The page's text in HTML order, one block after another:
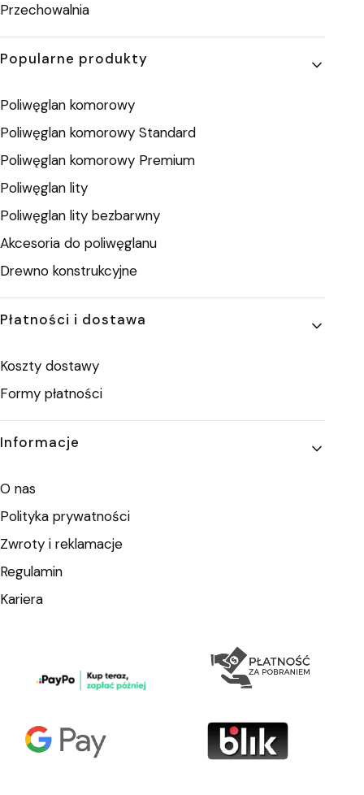
Przechowalnia
Popularne produkty
Poliwęglan komorowy
Poliwęglan komorowy Standard
Poliwęglan komorowy Premium
Poliwęglan lity
Poliwęglan lity bezbarwny
Akcesoria do poliwęglanu
Drewno konstrukcyjne
Płatności i dostawa
Koszty dostawy
Formy płatności
Informacje
O nas
Polityka prywatności
Zwroty i reklamacje
Regulamin
Kariera